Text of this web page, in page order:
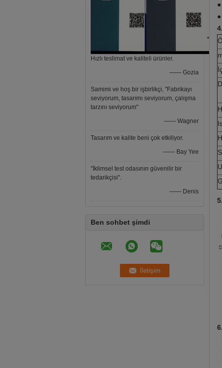
Hızlı teslimat ve kaliteli ürünler.
—— Gozia
Samimi ve hoş bir işbirlikçi, "Fabrikayı
seviyorum, tasarımı seviyorum, çalışma
tarzını seviyorum"
—— Wagner
Tasarım ve kalite beni çok etkiliyor.
—— Bay Yee
"İklimsel test odasının güvenilir bir
tedarikçisi".
—— Denis
Ben sohbet şimdi